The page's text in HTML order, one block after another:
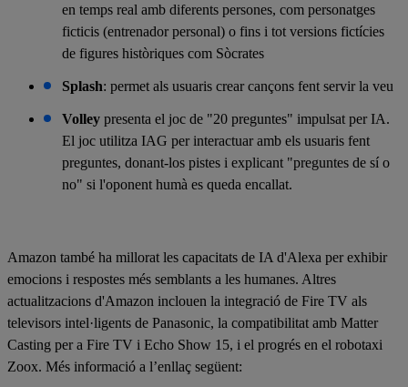
en temps real amb diferents persones, com personatges
ficticis (entrenador personal) o fins i tot versions fictícies
de figures històriques com Sòcrates
Splash: permet als usuaris crear cançons fent servir la veu
Volley presenta el joc de "20 preguntes" impulsat per IA.
El joc utilitza IAG per interactuar amb els usuaris fent
preguntes, donant-los pistes i explicant "preguntes de sí o
no" si l'oponent humà es queda encallat.
Amazon també ha millorat les capacitats de IA d'Alexa per exhibir
emocions i respostes més semblants a les humanes. Altres
actualitzacions d'Amazon inclouen la integració de Fire TV als
televisors intel·ligents de Panasonic, la compatibilitat amb Matter
Casting per a Fire TV i Echo Show 15, i el progrés en el robotaxi
Zoox. Més informació a l’enllaç següent: